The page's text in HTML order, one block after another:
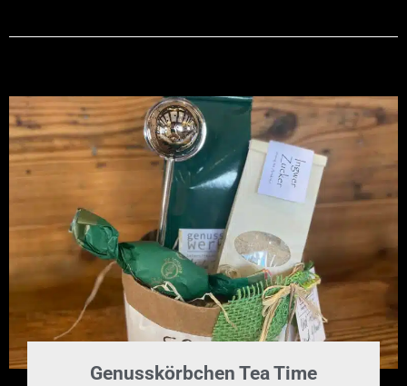
Genusskörbchen Tea Time